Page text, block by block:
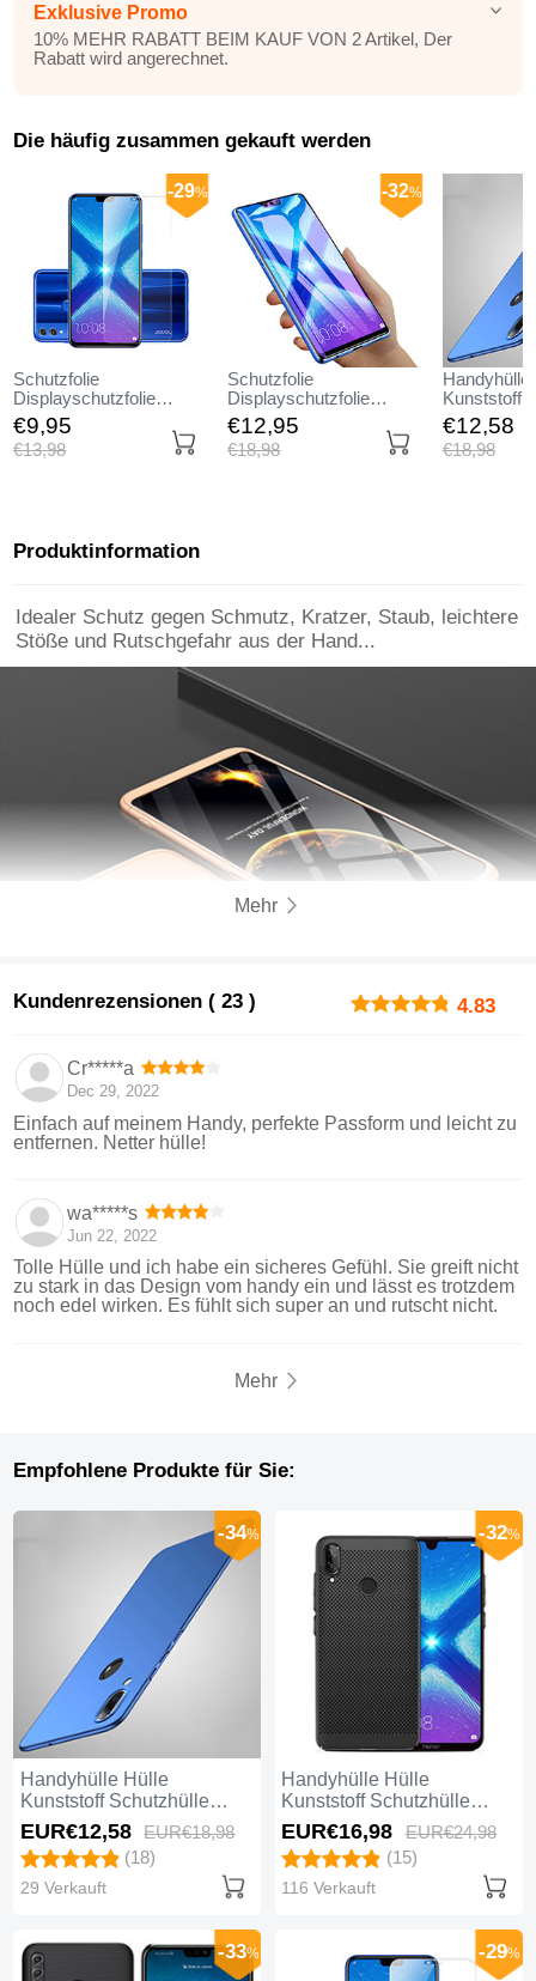
Exklusive Promo
10% MEHR RABATT BEIM KAUF VON 2 Artikel, Der
Rabatt wird angerechnet.
Die häufig zusammen gekauft werden
Schutzfolie
Displayschutzfolie
Panzerfolie Skins zum
Aufkleben Gehärtetes
Glas Glasfolie für
€9,95
€13,98
-29%
Schutzfolie
Displayschutzfolie
Panzerfolie Skins zum
Aufkleben Gehärtetes
Glas Glasfolie Anti Blue
€12,95
€18,98
-32%
Handyhülle
Kunststoff
Tasche
Huawei
€12,58
€18,98
Produktinformation
Idealer Schutz gegen Schmutz, Kratzer, Staub, leichtere
Stöße und Rutschgefahr aus der Hand...
Mehr
Kundenrezensionen ( 23 ) 4.83
Cr*****a
Dec 29, 2022
Einfach auf meinem Handy, perfekte Passform und leicht zu
entfernen. Netter hülle!
wa*****s
Jun 22, 2022
Tolle Hülle und ich habe ein sicheres Gefühl. Sie greift nicht
zu stark in das Design vom handy ein und lässt es trotzdem
noch edel wirken. Es fühlt sich super an und rutscht nicht.
Mehr
Empfohlene Produkte für Sie:
Handyhülle Hülle
Kunststoff Schutzhülle
Tasche Matt P01 für
Huawei Honor 8X Blau
-34%
EUR€12,58 EUR€18,98
(18)
29 Verkauft
Handyhülle Hülle
Kunststoff Schutzhülle
Punkte Loch Tasche für
Huawei Honor 8X Schwarz
-32%
EUR€16,98 EUR€24,98
(15)
116 Verkauft
-33% -29%